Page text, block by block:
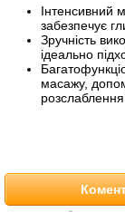
Інтенсивний
забезпечує
Зручність
ідеально
масажу,